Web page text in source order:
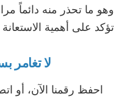
وهو ما تحذر منه دائماً
تؤكد على أهمية
لا تغامر
احفظ رقمنا الآن، أو